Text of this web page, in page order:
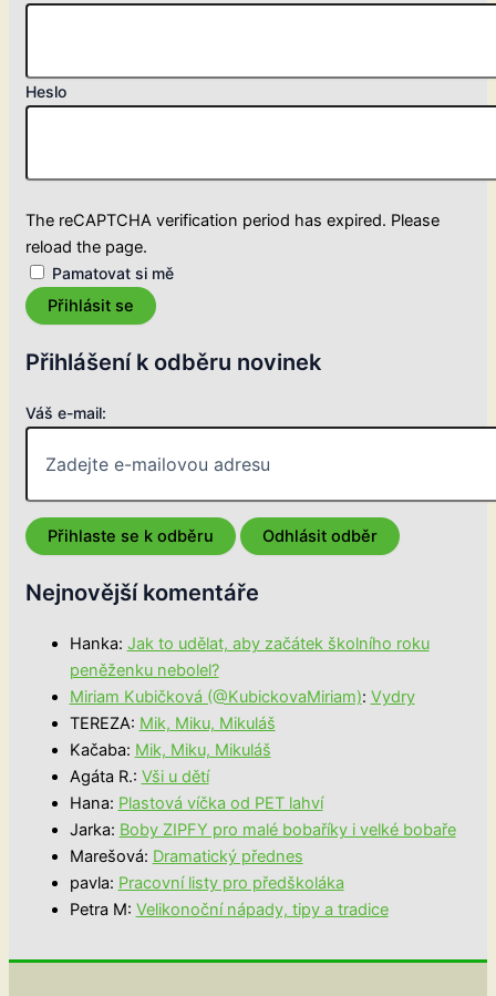
Heslo
The reCAPTCHA verification period has expired. Please
reload the page.
Pamatovat si mě
Přihlásit se
Přihlášení k odběru novinek
Váš e-mail:
Nejnovější komentáře
Hanka: Jak to udělat, aby začátek školního roku
peněženku nebolel?
Miriam Kubičková (@KubickovaMiriam): Vydry
TEREZA: Mik, Miku, Mikuláš
Kačaba: Mik, Miku, Mikuláš
Agáta R.: Vši u dětí
Hana: Plastová víčka od PET lahví
Jarka: Boby ZIPFY pro malé bobaříky i velké bobaře
Marešová: Dramatický přednes
pavla: Pracovní listy pro předškoláka
Petra M: Velikonoční nápady, tipy a tradice